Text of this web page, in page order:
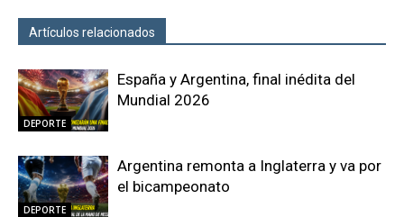
Artículos relacionados
DEPORTE
España y Argentina, final inédita del
Mundial 2026
DEPORTE
Argentina remonta a Inglaterra y va por
el bicampeonato